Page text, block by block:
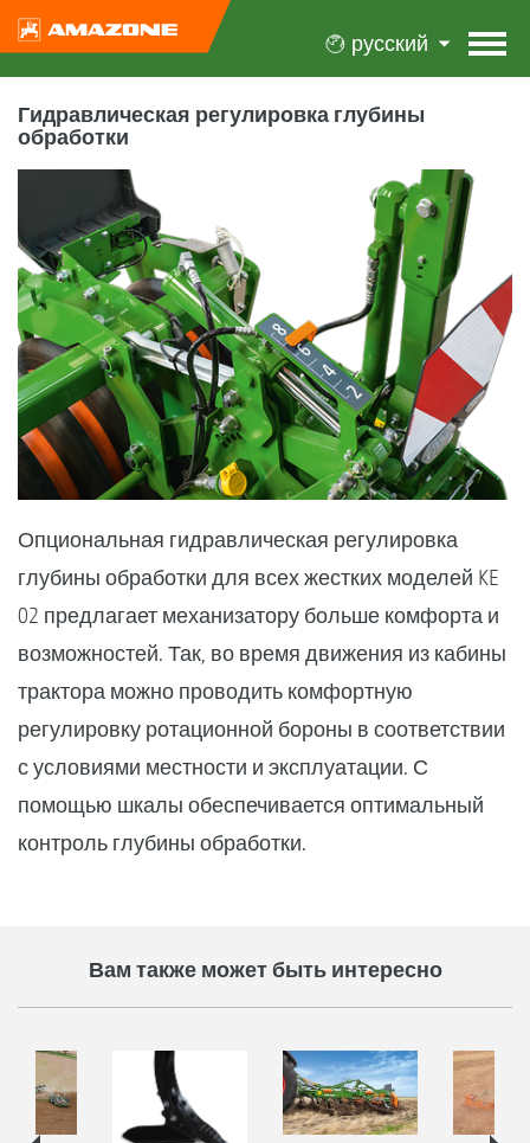
русский
Гидравлическая регулировка глубины
обработки
Опциональная гидравлическая регулировка
глубины обработки для всех жестких моделей KE
02 предлагает механизатору больше комфорта и
возможностей. Так, во время движения из кабины
трактора можно проводить комфортную
регулировку ротационной бороны в соответствии
с условиями местности и эксплуатации. С
помощью шкалы обеспечивается оптимальный
контроль глубины обработки.
Вам также может быть интересно